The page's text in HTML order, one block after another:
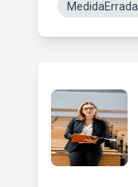
MedidaErrada